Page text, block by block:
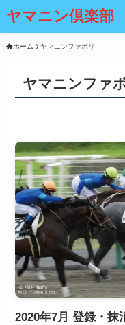
ヤマニン倶楽部
ホーム ヤマニンファボリ
ヤマニンファ
2020年7月 登録・抹